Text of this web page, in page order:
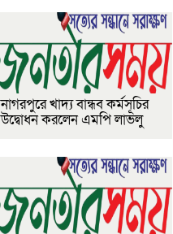
নাগরপুরে খাদ্য বান্ধব কর্মসূচির
উদ্বোধন করলেন এমপি লাভলু